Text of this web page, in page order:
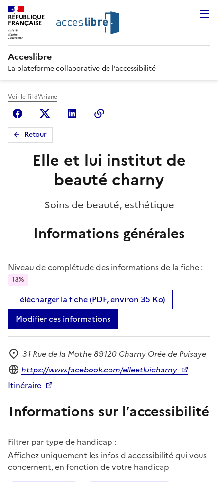
RÉPUBLIQUE
FRANÇAISE
Acceslibre
La plateforme collaborative de l’accessibilité
Voir le fil d'Ariane
FacebookX (anciennement Twitter)
Linkedin
Retour
Elle et lui institut de
beauté charny
Soins de beauté, esthétique
Informations générales
Niveau de complétude des informations de la fiche :
13%
Télécharger la fiche (PDF, environ 35 Ko)
Modifier ces informations
Adresse
31 Rue de la Mothe 89120 Charny Orée de Puisaye
Site internet
https://www.facebook.com/elleetluicharny
Itinéraire
Informations sur l’accessibilité
Filtrer par type de handicap :
Affichez uniquement les infos d'accessibilité qui vous
concernent, en fonction de votre handicap